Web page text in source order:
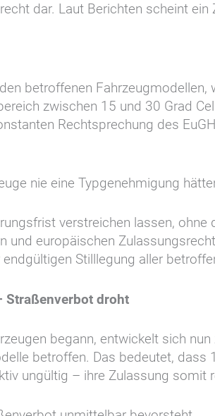
dar. Laut Berichten scheint
betroffenen
zwischen 15 und 30 Grad
Rechtsprechung des
nie eine Typgenehmigung
verstreichen lassen,
europäischen
Stilllegung aller
Straßenverbot droht
begann, entwickelt sich
betroffen. Das bedeutet,
ungültig – ihre Zulassung somit